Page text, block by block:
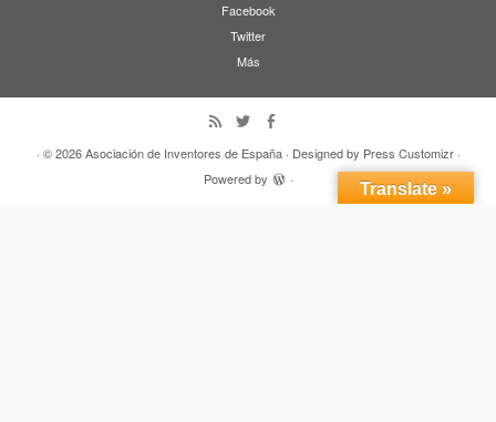
Facebook
Twitter
Más
· © 2026Asociación de Inventores de España· Designed by Press Customizr·
Powered by
·
Volver arriba
Translate »